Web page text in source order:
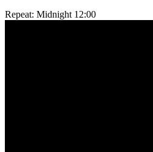
Repeat: Midnight 12:00